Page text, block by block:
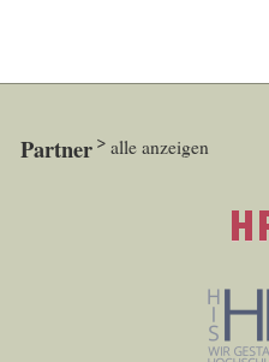
Partner alle anzeigen